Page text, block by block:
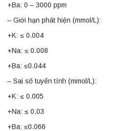
+Ba: 0 – 3000 ppm
– Giới hạn phát hiện (mmol/L):
+K: ≤ 0.004
+Na: ≤ 0.008
+Ba: ≤0.044
– Sai số tuyến tính (mmol/L):
+K: ≤ 0.005
+Na: ≤ 0.03
+Ba: ≤0.066